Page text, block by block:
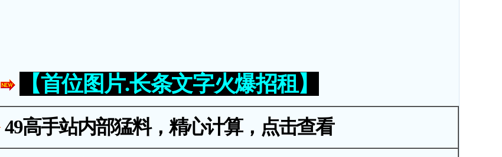
【首位图片.长条文字火爆招租】
49高手站内部猛料，精心计算，点击查看